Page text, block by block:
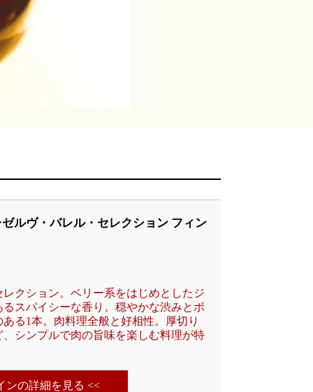
ルヴ・バレル・セレクション フィン
クション。ベリー系をはじめとしたジ
スパイシーな香り。穏やかな渋みとボ
る1本。肉料理全般と好相性。厚切り
シンプルで肉の旨味を楽しむ料理が特
ンの詳細を見る <<